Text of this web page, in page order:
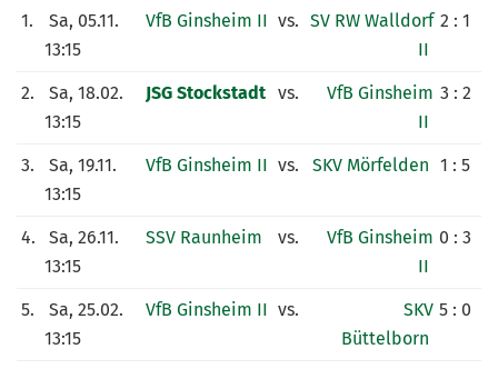
1.
Sa, 05.11.
13:15
VfB Ginsheim II vs. SV RW Walldorf
II
2 : 1
2.
Sa, 18.02.
13:15
JSG Stockstadt vs.
VfB Ginsheim
II
3 : 2
3.
Sa, 19.11.
13:15
VfB Ginsheim II vs. SKV Mörfelden 1 : 5
4.
Sa, 26.11.
13:15
SSV Raunheim vs.
VfB Ginsheim
II
0 : 3
5.
Sa, 25.02.
13:15
VfB Ginsheim II vs.
SKV
Büttelborn
5 : 0